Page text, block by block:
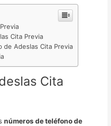
Cita Previa
de Adeslas Cita Previa
Cita
números de teléfono de